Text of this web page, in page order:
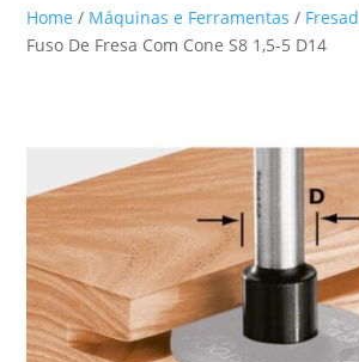
Home / Máquinas e Ferramentas /
Fuso De Fresa Com Cone S8 1,5-5 D14